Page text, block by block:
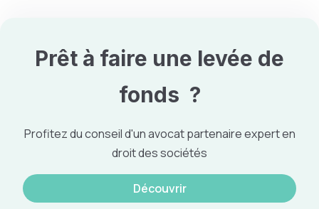
Prêt à faire une levée de
fonds ?
Profitez du conseil d'un avocat partenaire expert en
droit des sociétés
Découvrir